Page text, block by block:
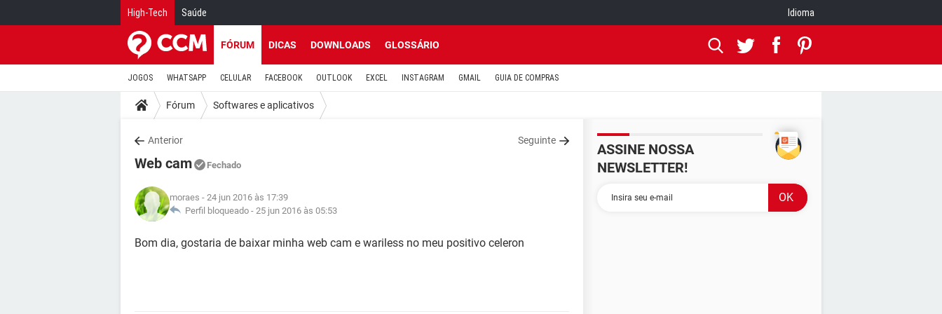
High-Tech Saúde Idioma
FÓRUM DICAS DOWNLOADS GLOSSÁRIO
JOGOS WHATSAPP CELULAR FACEBOOK OUTLOOK EXCEL INSTAGRAM GMAIL GUIA DE COMPRAS
Fórum Softwares e aplicativos
Anterior Seguinte
Web cam Fechado
moraes - 24 jun 2016 às 17:39
Perfil bloqueado - 25 jun 2016 às 05:53
Bom dia, gostaria de baixar minha web cam e wariless no meu positivo celeron
ASSINE NOSSA
NEWSLETTER!